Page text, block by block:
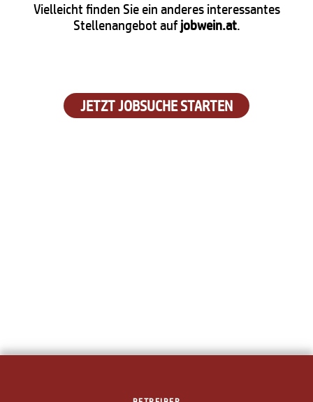
Vielleicht finden Sie ein anderes interessantes
Stellenangebot aufjobwein.at.
JETZT JOBSUCHE STARTEN